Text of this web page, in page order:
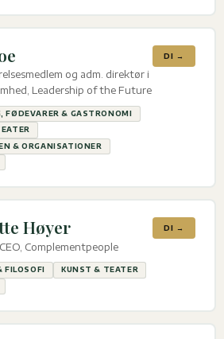
og adm. direktør i
Leadership of the Future
FØDEVARER & GASTRONOMI
& ORGANISATIONER
DI →
Høyer
Complementpeople
FILOSOFI
KUNST & TEATER
DI →